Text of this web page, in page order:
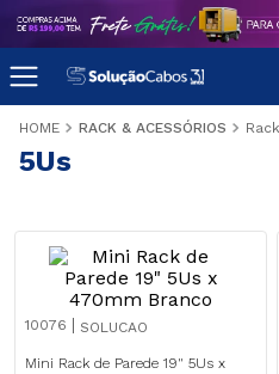
RACK & ACESSÓRIOS
5Us
10076 SOLUCAO
Mini Rack de Parede 19" 5Us x